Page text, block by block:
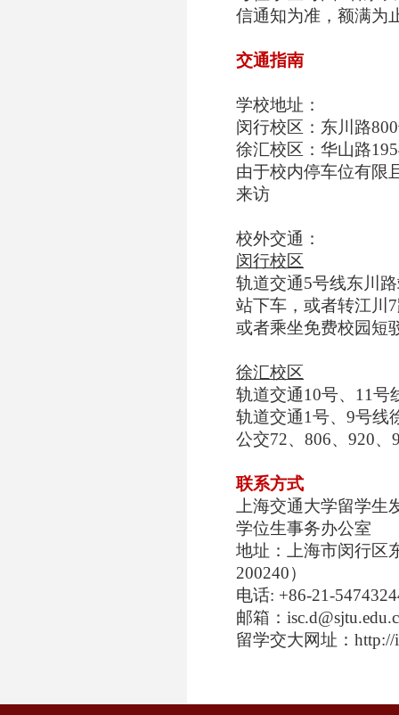
信通知为准，额满为
交通指南
学校地址：
闵行校区：东川路800
徐汇校区：华山路
由于校内停车位有限
来访
校外交通：
闵行校区
轨道交通5号线东川
站下车，或者转江川 7
或者乘坐免费校园短
徐汇校区
轨道交通10号、 11号
轨道交通1号、 9号线
公交72、 806、 920、
联系方式
上海交通大学留学生
学位生事务办公室
地址：上海市闵行区
200240）
电话: +86-21-
邮箱：
留学交大网址： http://